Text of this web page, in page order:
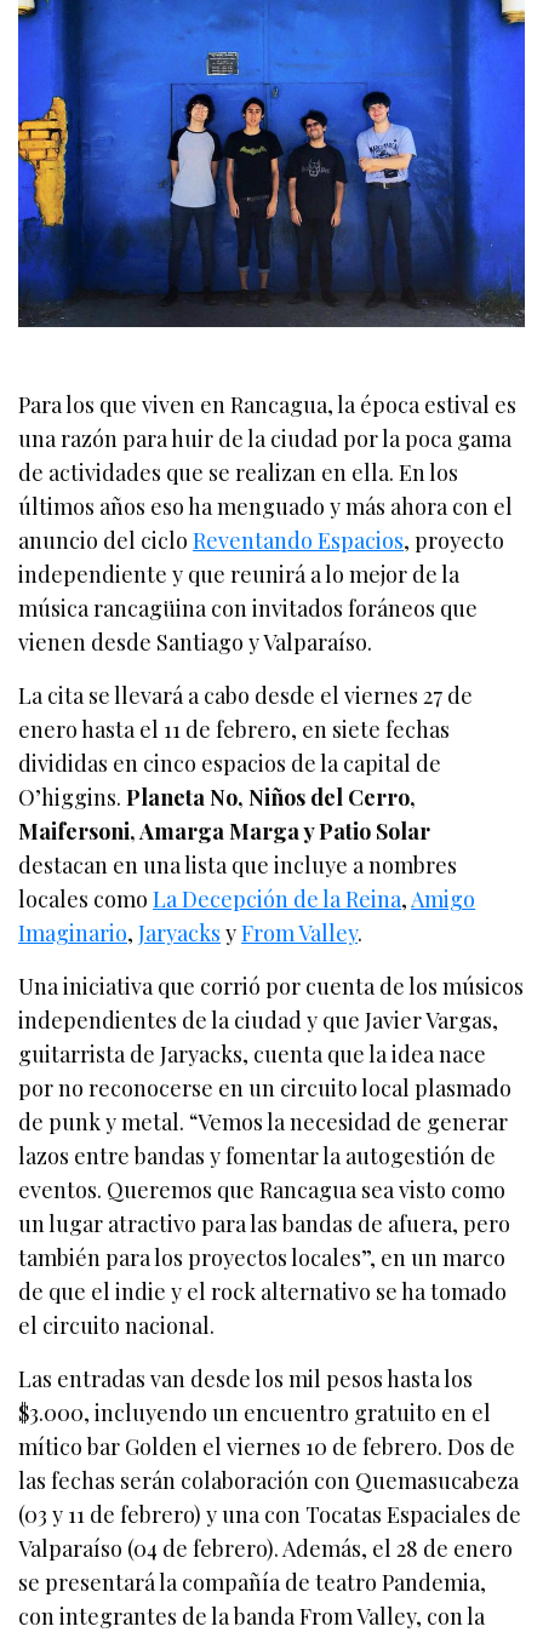
Para los que viven en Rancagua, la época estival es
una razón para huir de la ciudad por la poca gama
de actividades que se realizan en ella. En los
últimos años eso ha menguado y más ahora con el
anuncio del cicloReventando Espacios, proyecto
independiente y que reunirá a lo mejor de la
música rancagüina con invitados foráneos que
vienen desde Santiago y Valparaíso.
La cita se llevará a cabo desde el viernes 27 de
enero hasta el 11 de febrero, en siete fechas
divididas en cinco espacios de la capital de
O’higgins.Planeta No, Niños del Cerro,
Maifersoni, Amarga Marga y Patio Solar
destacan en una lista que incluye a nombres
locales comoLa Decepción de la Reina,Amigo
Imaginario,Jaryacks yFrom Valley.
Una iniciativa que corrió por cuenta de los músicos
independientes de la ciudad y que Javier Vargas,
guitarrista de Jaryacks, cuenta que la idea nace
por no reconocerse en un circuito local plasmado
de punk y metal. “Vemos la necesidad de generar
lazos entre bandas y fomentar la autogestión de
eventos. Queremos que Rancagua sea visto como
un lugar atractivo para las bandas de afuera, pero
también para los proyectos locales”, en un marco
de que el indie y el rock alternativo se ha tomado
el circuito nacional.
Las entradas van desde los mil pesos hasta los
$3.000, incluyendo un encuentro gratuito en el
mítico bar Golden el viernes 10 de febrero. Dos de
las fechas serán colaboración con Quemasucabeza
(03 y 11 de febrero) y una con Tocatas Espaciales de
Valparaíso (04 de febrero). Además, el 28 de enero
se presentará la compañía de teatro Pandemia,
con integrantes de la banda From Valley, con la